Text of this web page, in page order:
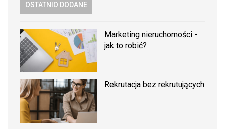
OSTATNIO DODANE
Marketing nieruchomości -
jak to robić?
Rekrutacja bez rekrutujących